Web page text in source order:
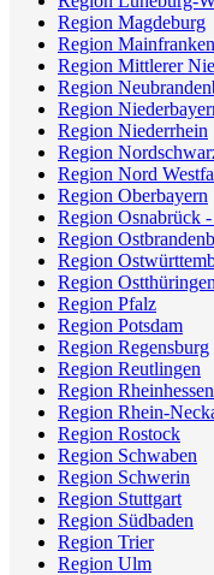
Region Magdeburg
Region Mainfranken
Region Mittlerer
Region
Region
Region Niederrhein
Region
Region Nord
Region Oberbayern
Region Osnabrück
Region
Region
Region Ostthüringen
Region Pfalz
Region Potsdam
Region Regensburg
Region Reutlingen
Region Rheinhessen
Region Rhein-
Region Rostock
Region Schwaben
Region Schwerin
Region Stuttgart
Region Südbaden
Region Trier
Region Ulm